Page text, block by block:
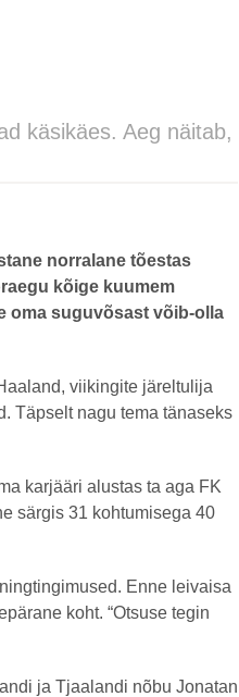
käsikäes. Aeg näitab,
norralane tõestas
kõige kuumem
oma suguvõsast võib-olla
viikingite järeltulija
Täpselt nagu tema tänaseks
karjääri alustas ta aga FK
särgis 31 kohtumisega 40
Enne leivaisa
koht. “Otsuse tegin
ja Tjaalandi nõbu Jonatan